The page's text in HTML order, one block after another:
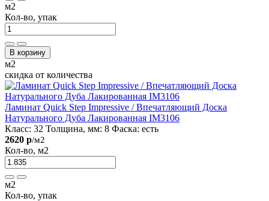
м2
Кол-во, упак
В корзину
м2
скидка от количества
Ламинат Quick Step Impressive / Впечатляющий Доска
Натурального Дуба Лакированная IM3106
Класс: 32 Толщина, мм: 8 Фаска: есть
2620 р/м2
Кол-во, м2
м2
Кол-во, упак